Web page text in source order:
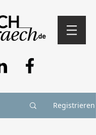
Registrieren